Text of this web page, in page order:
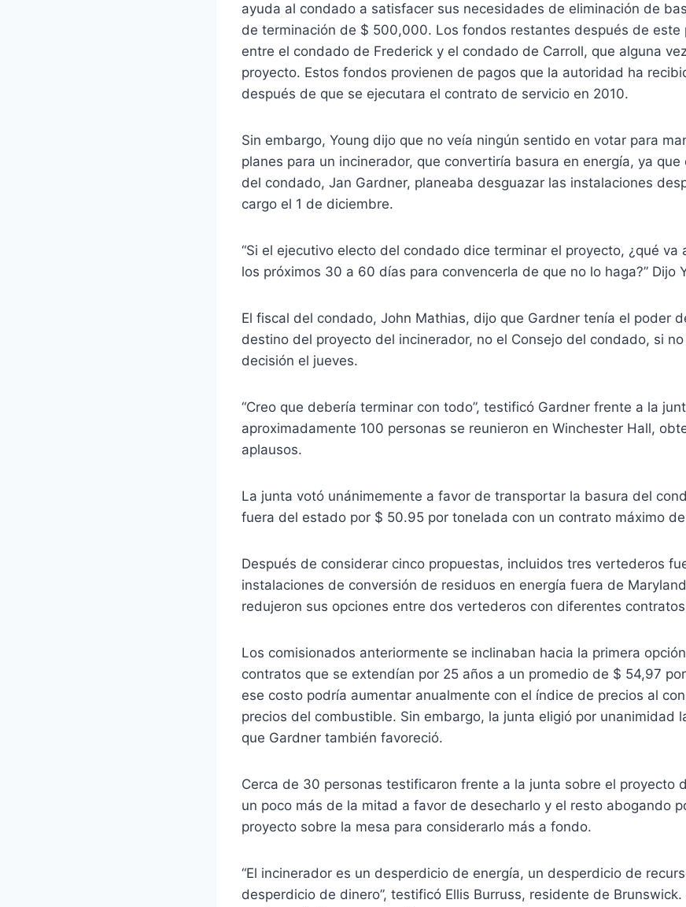
ayuda al condado a satisfacer sus necesidades de eliminación de
de terminación de $ 500,000. Los fondos restantes después de este
entre el condado de Frederick y el condado de Carroll, que alguna
proyecto. Estos fondos provienen de pagos que la autoridad ha
después de que se ejecutara el contrato de servicio en 2010.
Sin embargo, Young dijo que no veía ningún sentido en votar para
planes para un incinerador, que convertiría basura en energía, ya
del condado, Jan Gardner, planeaba desguazar las instalaciones
cargo el 1 de diciembre.
“Si el ejecutivo electo del condado dice terminar el proyecto, ¿qué va
los próximos 30 a 60 días para convencerla de que no lo haga?” Dijo
El fiscal del condado, John Mathias, dijo que Gardner tenía el poder
destino del proyecto del incinerador, no el Consejo del condado, si
decisión el jueves.
“Creo que debería terminar con todo”, testificó Gardner frente a la
aproximadamente 100 personas se reunieron en Winchester Hall,
aplausos.
La junta votó unánimemente a favor de transportar la basura del
fuera del estado por $ 50.95 por tonelada con un contrato máximo
Después de considerar cinco propuestas, incluidos tres vertederos
instalaciones de conversión de residuos en energía fuera de
redujeron sus opciones entre dos vertederos con diferentes
Los comisionados anteriormente se inclinaban hacia la primera
contratos que se extendían por 25 años a un promedio de $ 54,97
ese costo podría aumentar anualmente con el índice de precios al
precios del combustible. Sin embargo, la junta eligió por unanimidad
que Gardner también favoreció.
Cerca de 30 personas testificaron frente a la junta sobre el proyecto
un poco más de la mitad a favor de desecharlo y el resto abogando
proyecto sobre la mesa para considerarlo más a fondo.
“El incinerador es un desperdicio de energía, un desperdicio de
desperdicio de dinero”, testificó Ellis Burruss, residente de Brunswick.